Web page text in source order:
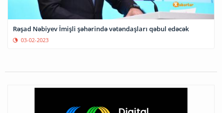
Rəşad Nəbiyev İmişli şəhərində vətəndaşları qəbul edəcək
03-02-2023